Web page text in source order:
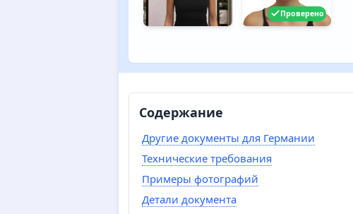
Проверено
Содержание
Другие документы для Германии
Технические требования
Примеры фотографий
Детали документа